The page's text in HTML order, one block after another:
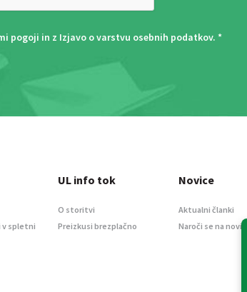
pogoji in z Izjavo o varstvu osebnih podatkov. *
v spletni
UL info tok
O storitvi
Preizkusi brezplačno
Novice
Aktualni članki
Naroči se na novice